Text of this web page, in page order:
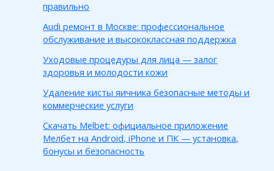
правильно
Audi ремонт в Москве: профессиональное
обслуживание и высококлассная поддержка
Уходовые процедуры для лица — залог
здоровья и молодости кожи
Удаление кисты яичника безопасные методы и
коммерческие услуги
Скачать Melbet: официальное приложение
Мелбет на Android, iPhone и ПК — установка,
бонусы и безопасность